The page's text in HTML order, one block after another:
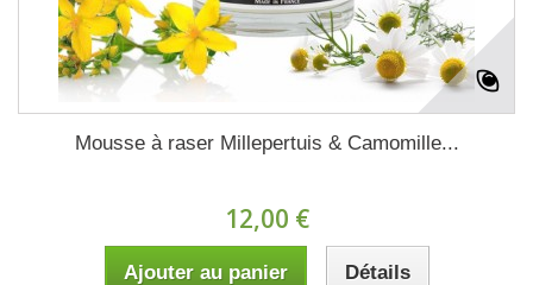
Mousse à raser Millepertuis & Camomille...
12,00 €
Ajouter au panier Détails